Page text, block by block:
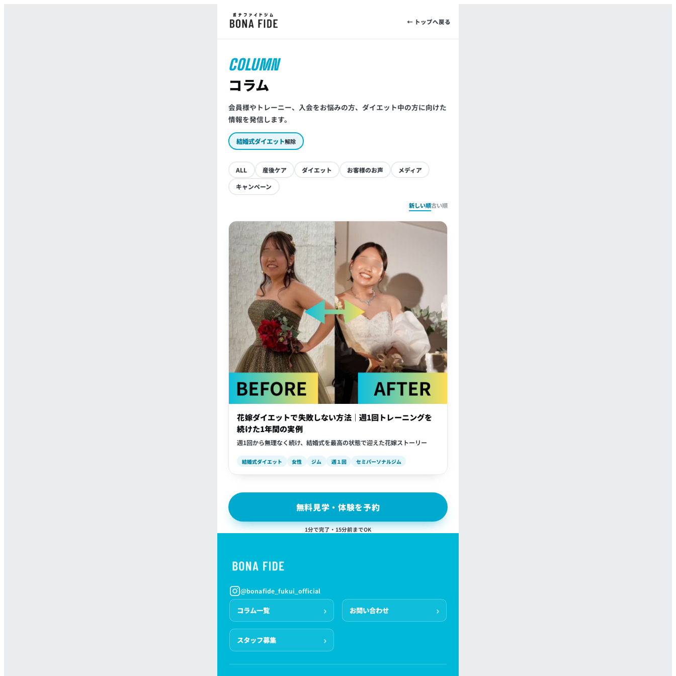
← トップへ戻る
COLUMN
コラム
会員様やトレーニー、入会をお悩みの方、ダイエット中の方に向けた
情報を発信します。
結婚式ダイエット解除
ALL 産後ケア ダイエット お客様のお声
メディア
キャンペーン
新しい順古い順
花嫁ダイエットで失敗しない方法｜週1回トレーニングを
続けた1年間の実例
週1回から無理なく続け、結婚式を最高の状態で迎えた花嫁ストーリー
結婚式ダイエット 女性 ジム 週１回 セミパーソナルジム
無料見学・体験を予約
1分で完了・15分前までOK
@bonafide_fukui_official
コラム一覧 お問い合わせ
スタッフ募集